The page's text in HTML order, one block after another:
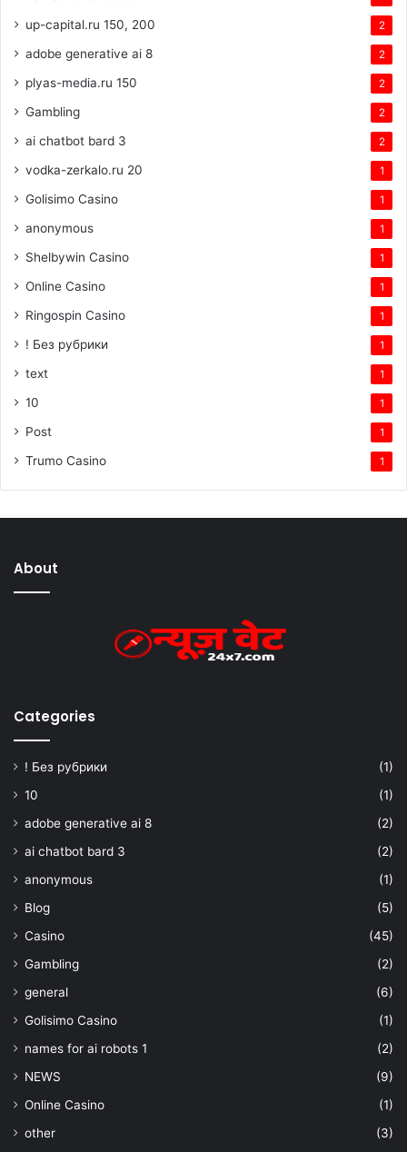
up-capital.ru 150, 200 2
adobe generative ai 8 2
plyas-media.ru 150 2
Gambling 2
ai chatbot bard 3 2
vodka-zerkalo.ru 20 1
Golisimo Casino 1
anonymous 1
Shelbywin Casino 1
Online Casino 1
Ringospin Casino 1
! Без рубрики 1
text 1
10 1
Post 1
Trumo Casino 1
About
Categories
! Без рубрики
(1)
10
(1)
adobe generative ai 8
(2)
ai chatbot bard 3
(2)
anonymous
(1)
Blog
(5)
Casino
(45)
Gambling
(2)
general
(6)
Golisimo Casino
(1)
names for ai robots 1
(2)
NEWS
(9)
Online Casino
(1)
other
(3)